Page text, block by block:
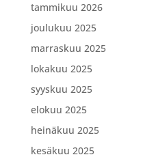
tammikuu 2026
joulukuu 2025
marraskuu 2025
lokakuu 2025
syyskuu 2025
elokuu 2025
heinäkuu 2025
kesäkuu 2025